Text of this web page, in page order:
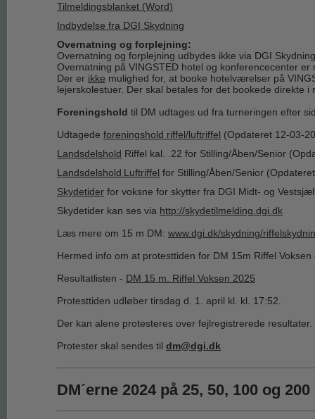
Tilmeldingsblanket (Word)
Indbydelse fra DGI Skydning
Overnatning og forplejning:
Overnatning og forplejning udbydes ikke via DGI
Overnatning på VINGSTED hotel og konferencecenter
Der er ikke mulighed for, at booke hotelværelser på
lejerskolestuer. Der skal betales for det bookede direkte i
Foreningshold til DM udtages ud fra turneringen efter
Udtagede foreningshold riffel/luftriffel (Opdateret 12-03-
Landsdelshold Riffel kal. .22 for Stilling/Åben/Senior
Landsdelshold Luftriffel for Stilling/Åben/Senior
Skydetider for voksne for skytter fra DGI Midt- og
Skydetider kan ses via http://skydetilmelding.dgi.dk
Læs mere om 15 m DM: www.dgi.dk/skydning/
Hermed info om at protesttiden for DM 15m Riffel
Resultatlisten - DM 15 m. Riffel Voksen 2025
Protesttiden udløber tirsdag d. 1. april kl. kl. 17:52.
Der kan alene protesteres over fejlregistrerede resultater.
Protester skal sendes til dm@dgi.dk
DM´erne 2024 på 25, 50, 100 og